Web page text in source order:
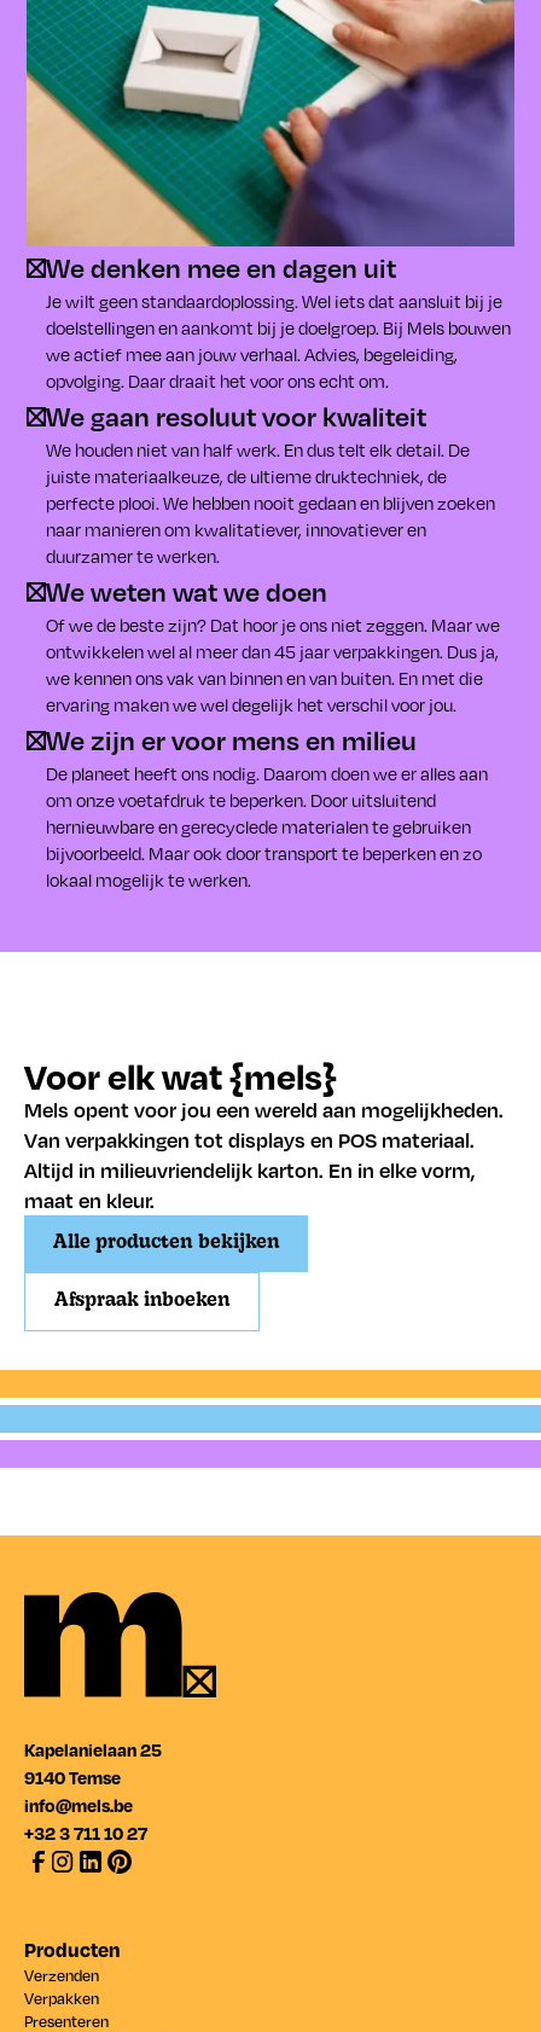
We denken mee en dagen uit
Je wilt geen standaardoplossing. Wel iets dat aansluit bij je
doelstellingen en aankomt bij je doelgroep. Bij Mels bouwen
we actief mee aan jouw verhaal. Advies, begeleiding,
opvolging. Daar draait het voor ons echt om.
We gaan resoluut voor kwaliteit
We houden niet van half werk. En dus telt elk detail. De
juiste materiaalkeuze, de ultieme druktechniek, de
perfecte plooi. We hebben nooit gedaan en blijven zoeken
naar manieren om kwalitatiever, innovatiever en
duurzamer te werken.
We weten wat we doen
Of we de beste zijn? Dat hoor je ons niet zeggen. Maar we
ontwikkelen wel al meer dan 45 jaar verpakkingen. Dus ja,
we kennen ons vak van binnen en van buiten. En met die
ervaring maken we wel degelijk het verschil voor jou.
We zijn er voor mens en milieu
De planeet heeft ons nodig. Daarom doen we er alles aan
om onze voetafdruk te beperken. Door uitsluitend
hernieuwbare en gerecyclede materialen te gebruiken
bijvoorbeeld. Maar ook door transport te beperken en zo
lokaal mogelijk te werken.
Voor elk wat {mels}
Mels opent voor jou een wereld aan mogelijkheden.
Van verpakkingen tot displays en POS materiaal.
Altijd in milieuvriendelijk karton. En in elke vorm,
maat en kleur.
Alle producten bekijken
Afspraak inboeken
Verzenden
Verpakken
Kapelanielaan 25
9140 Temse
info@mels.be
+32 3 711 10 27
Producten
Verzenden
Verpakken
Presenteren